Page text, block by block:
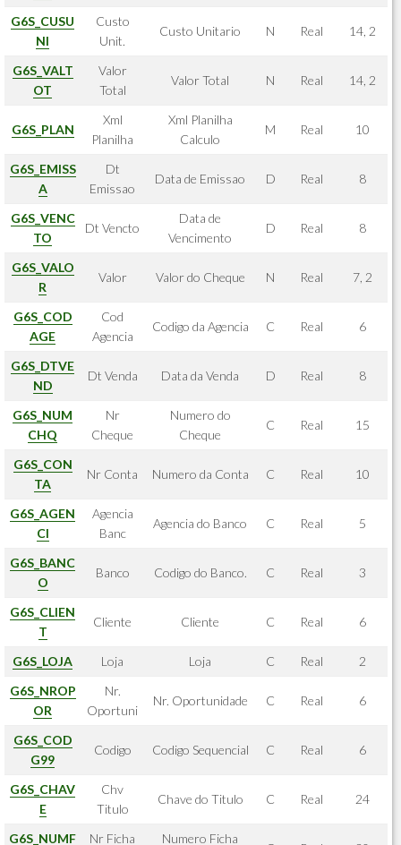
G6S_CUSU
NI
Custo
Unit.
Custo Unitario N Real 14, 2
G6S_VALT
OT
Valor
Total
Valor Total N Real 14, 2
G6S_PLAN
Xml
Planilha
Xml Planilha
Calculo
M Real 10
G6S_EMISS
A
Dt
Emissao
Data de Emissao D Real 8
G6S_VENC
TO
Dt Vencto
Data de
Vencimento
D Real 8
G6S_VALO
R
Valor Valor do Cheque N Real 7, 2
G6S_COD
AGE
Cod
Agencia
Codigo da Agencia C Real 6
G6S_DTVE
ND
Dt Venda Data da Venda D Real 8
G6S_NUM
CHQ
Nr
Cheque
Numero do
Cheque
C Real 15
G6S_CON
TA
Nr Conta Numero da Conta C Real 10
G6S_AGEN
CI
Agencia
Banc
Agencia do Banco C Real 5
G6S_BANC
O
Banco Codigo do Banco. C Real 3
G6S_CLIEN
T
Cliente Cliente C Real 6
G6S_LOJA Loja Loja C Real
2
G6S_NROP
OR
Nr.
Oportuni
Nr. Oportunidade C Real 6
G6S_COD
G99
Codigo Codigo Sequencial C Real 6
G6S_CHAV
E
Chv
Titulo
Chave do Titulo C Real 24
G6S_NUMF Nr Ficha Numero Ficha